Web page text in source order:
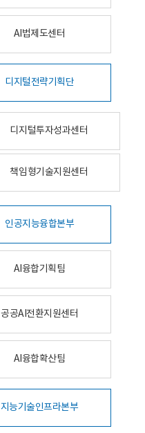
AI법제도센터
디지털전략기획단
디지털투자성과센터
책임형기술지원센터
인공지능융합본부
AI융합기획팀
공공AI전환지원센터
AI융합확산팀
지능기술인프라본부